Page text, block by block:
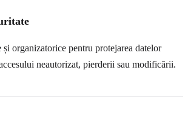
organizatorice pentru protejarea datelor
neautorizat, pierderii sau modificării.